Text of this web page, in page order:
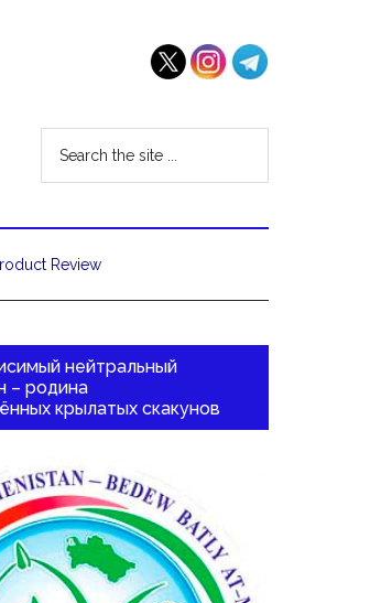
Review
нейтральный
– родина
крылатых скакунов